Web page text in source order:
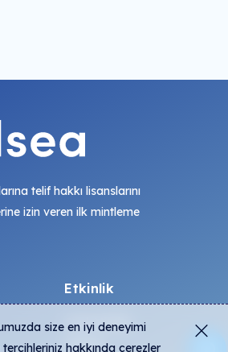
telif hakkı lisanslarını
izin veren ilk mintleme
Etkinlik
Canlı Mintler
Etkinlik
size en iyi deneyimi
hakkında çerezler